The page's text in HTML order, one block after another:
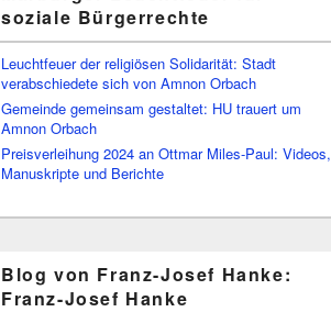
soziale Bürgerrechte
Leuchtfeuer der religiösen Solidarität: Stadt
verabschiedete sich von Amnon Orbach
Gemeinde gemeinsam gestaltet: HU trauert um
Amnon Orbach
Preisverleihung 2024 an Ottmar Miles-Paul: Videos,
Manuskripte und Berichte
Blog von Franz-Josef Hanke:
Franz-Josef Hanke